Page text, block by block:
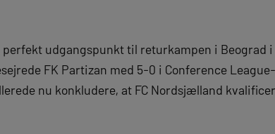
udgangspunkt til returkampen i Beograd
FK Partizan med 5-0 i Conference League-
nu konkludere, at FC Nordsjælland